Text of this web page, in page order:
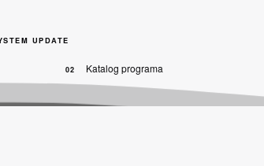
UPDATE
02 Katalog programa